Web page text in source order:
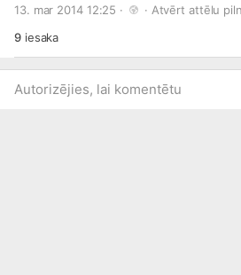
13. mar 2014 12:25 · · Atvērt attēlu
9iesaka
Autorizējies, lai komentētu